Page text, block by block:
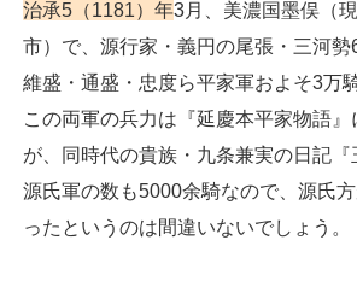
治承5（1181）年3月、美濃国墨俣（
市）で、源行家・義円の尾張・三河勢
維盛・通盛・忠度ら平家軍およそ3万
この両軍の兵力は『延慶本平家物語
が、同時代の貴族・九条兼実の日記『
源氏軍の数も5000余騎なので、源氏
ったというのは間違いないでしょう。